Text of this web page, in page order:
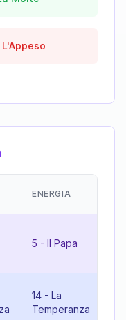
L'Appeso
ENERGIA
5 - Il Papa
14 - La
Temperanza